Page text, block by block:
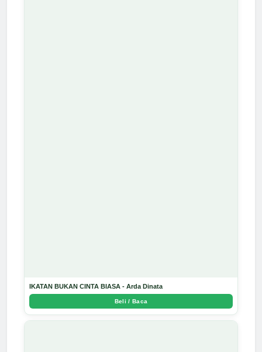
IKATAN BUKAN CINTA BIASA - Arda Dinata
Beli / Baca